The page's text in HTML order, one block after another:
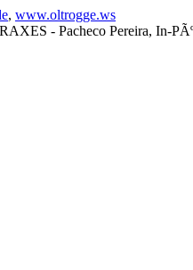
, www.oltrogge.ws
- Pacheco Pereira, In-